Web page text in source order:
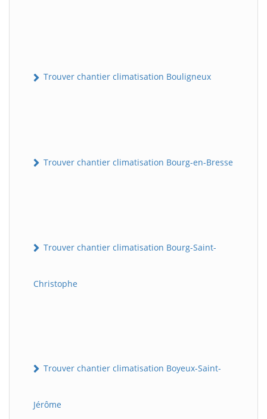
Trouver chantier climatisation Bouligneux
Trouver chantier climatisation Bourg-en-Bresse
Trouver chantier climatisation Bourg-Saint-
Christophe
Trouver chantier climatisation Boyeux-Saint-
Jérôme